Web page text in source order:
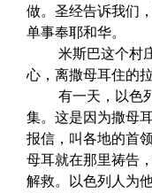
做。圣经告诉我们
单事奉耶和华。
米斯巴这个村庄
心，离撒母耳住的
有一天，以色列
集。这是因为撒母
报信，叫各地的首
母耳就在那里祷告
解救。以色列人为